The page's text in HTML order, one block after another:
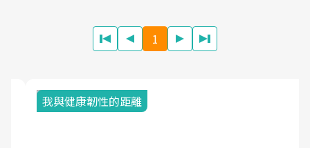
1
我與健康韌性的距離